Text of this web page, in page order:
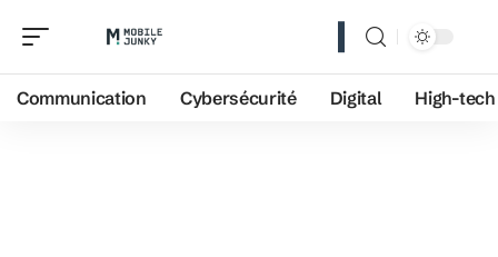
Communication Cybersécurité Digital High-tech